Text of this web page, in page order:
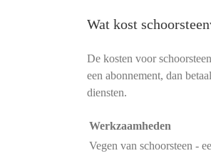
Wat kost
De kosten voor
een abonnement, dan
diensten.
Werkzaamheden
Vegen van schoorsteen -